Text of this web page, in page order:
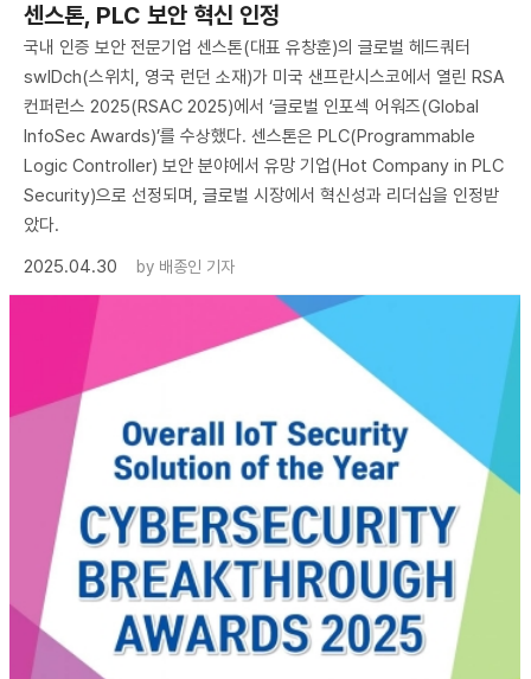
센스톤, PLC 보안 혁신 인정
국내 인증 보안 전문기업 센스톤(대표 유창훈)의 글로벌 헤드쿼터
swIDch(스위치, 영국 런던 소재)가 미국 샌프란시스코에서 열린 RSA
컨퍼런스 2025(RSAC 2025)에서 ‘글로벌 인포섹 어워즈(Global
InfoSec Awards)’를 수상했다. 센스톤은 PLC(Programmable
Logic Controller) 보안 분야에서 유망 기업(Hot Company in PLC
Security)으로 선정되며, 글로벌 시장에서 혁신성과 리더십을 인정받
았다.
2025.04.30
by 배종인 기자